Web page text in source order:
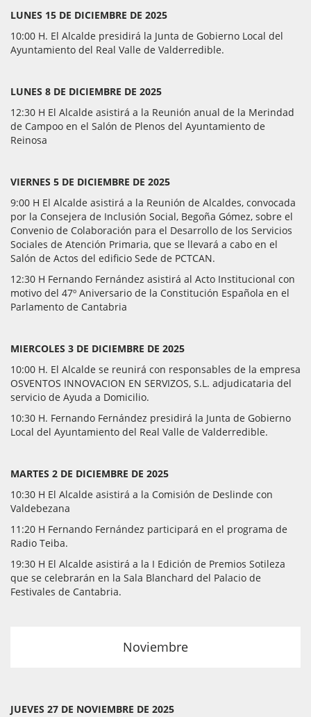
LUNES 15 DE DICIEMBRE DE 2025
10:00 H. El Alcalde presidirá la Junta de Gobierno Local del
Ayuntamiento del Real Valle de Valderredible.
LUNES 8 DE DICIEMBRE DE 2025
12:30 H El Alcalde asistirá a la Reunión anual de la Merindad
de Campoo en el Salón de Plenos del Ayuntamiento de
Reinosa
VIERNES 5 DE DICIEMBRE DE 2025
9:00 H El Alcalde asistirá a la Reunión de Alcaldes, convocada
por la Consejera de Inclusión Social, Begoña Gómez, sobre el
Convenio de Colaboración para el Desarrollo de los Servicios
Sociales de Atención Primaria, que se llevará a cabo en el
Salón de Actos del edificio Sede de PCTCAN.
12:30 H Fernando Fernández asistirá al Acto Institucional con
motivo del 47º Aniversario de la Constitución Española en el
Parlamento de Cantabria
MIERCOLES 3 DE DICIEMBRE DE 2025
10:00 H. El Alcalde se reunirá con responsables de la empresa
OSVENTOS INNOVACION EN SERVIZOS, S.L. adjudicataria del
servicio de Ayuda a Domicilio.
10:30 H. Fernando Fernández presidirá la Junta de Gobierno
Local del Ayuntamiento del Real Valle de Valderredible.
MARTES 2 DE DICIEMBRE DE 2025
10:30 H El Alcalde asistirá a la Comisión de Deslinde con
Valdebezana
11:20 H Fernando Fernández participará en el programa de
Radio Teiba.
19:30 H El Alcalde asistirá a la I Edición de Premios Sotileza
que se celebrarán en la Sala Blanchard del Palacio de
Festivales de Cantabria.
Noviembre
JUEVES 27 DE NOVIEMBRE DE 2025